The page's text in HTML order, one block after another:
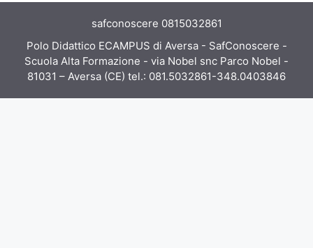
safconoscere 0815032861
Polo Didattico ECAMPUS di Aversa - SafConoscere -
Scuola Alta Formazione - via Nobel snc Parco Nobel -
81031 – Aversa (CE) tel.: 081.5032861-348.0403846